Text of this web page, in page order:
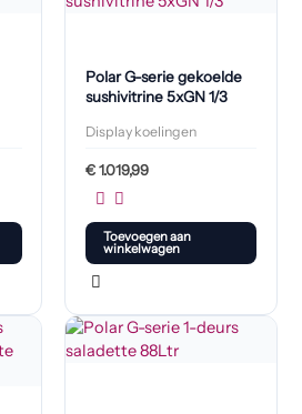
Polar G-serie gekoelde
sushivitrine 5xGN 1/3
Display koelingen
€1.019,99
Toevoegen aan
winkelwagen